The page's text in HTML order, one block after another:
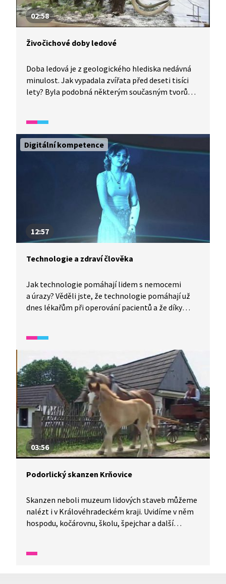
02:58
Živočichové doby ledové
Doba ledová je z geologického hlediska nedávná
minulost. Jak vypadala zvířata před deseti tisíci
lety? Byla podobná některým současným tvorům?
mamutích klů došlo i v samém centru Prahy?
Digitální kompetence
12:57
Technologie a zdraví člověka
Jak technologie pomáhají lidem s nemocemi
a úrazy? Věděli jste, že technologie pomáhají už
dnes lékařům při operování pacientů a že díky
s bionickou rukou.
03:56
Podorlický skanzen Krňovice
Skanzen neboli muzeum lidových staveb můžeme
nalézt i v Královéhradeckém kraji. Uvidíme v něm
hospodu, kočárovnu, školu, špejchar a další